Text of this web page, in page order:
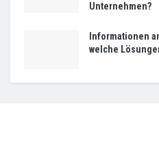
Unternehmen?
Informationen
welche